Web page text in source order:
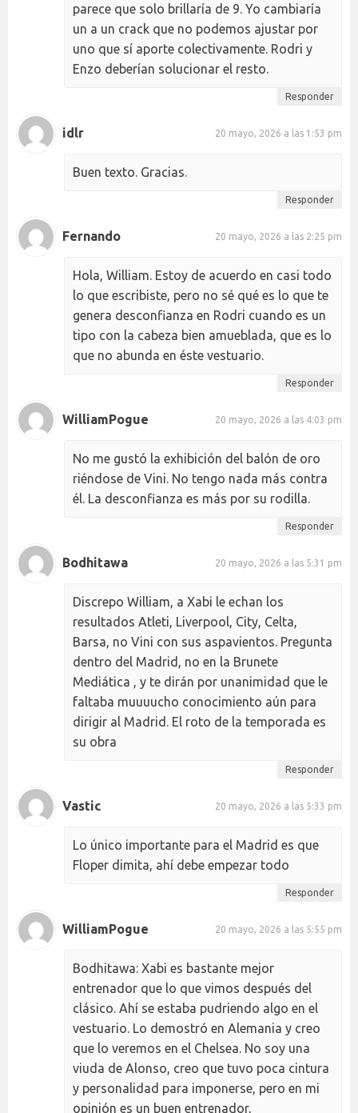
parece que solo brillaría de 9. Yo cambiaría
un a un crack que no podemos ajustar por
uno que sí aporte colectivamente. Rodri y
Enzo deberían solucionar el resto.
Responder
idlr 20 mayo, 2026 a las 1:53 pm
Buen texto. Gracias.
Responder
Fernando 20 mayo, 2026 a las 2:25 pm
Hola, William. Estoy de acuerdo en casi todo
lo que escribiste, pero no sé qué es lo que te
genera desconfianza en Rodri cuando es un
tipo con la cabeza bien amueblada, que es lo
que no abunda en éste vestuario.
Responder
WilliamPogue 20 mayo, 2026 a las 4:03 pm
No me gustó la exhibición del balón de oro
riéndose de Vini. No tengo nada más contra
él. La desconfianza es más por su rodilla.
Responder
Bodhitawa 20 mayo, 2026 a las 5:31 pm
Discrepo William, a Xabi le echan los
resultados Atleti, Liverpool, City, Celta,
Barsa, no Vini con sus aspavientos. Pregunta
dentro del Madrid, no en la Brunete
Mediática , y te dirán por unanimidad que le
faltaba muuuucho conocimiento aún para
dirigir al Madrid. El roto de la temporada es
su obra
Responder
Vastic 20 mayo, 2026 a las 5:33 pm
Lo único importante para el Madrid es que
Floper dimita, ahí debe empezar todo
Responder
WilliamPogue 20 mayo, 2026 a las 5:55 pm
Bodhitawa: Xabi es bastante mejor
entrenador que lo que vimos después del
clásico. Ahí se estaba pudriendo algo en el
vestuario. Lo demostró en Alemania y creo
que lo veremos en el Chelsea. No soy una
viuda de Alonso, creo que tuvo poca cintura
y personalidad para imponerse, pero en mi
opinión es un buen entrenador,